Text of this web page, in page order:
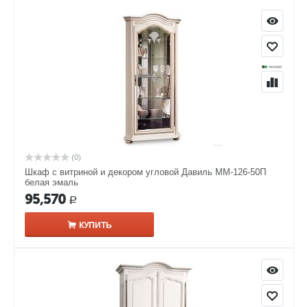
(0)
Шкаф с витриной и декором угловой Давиль ММ-126-50П
белая эмаль
95,570 Р
КУПИТЬ